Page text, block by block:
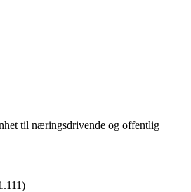
til næringsdrivende og offentlig
)